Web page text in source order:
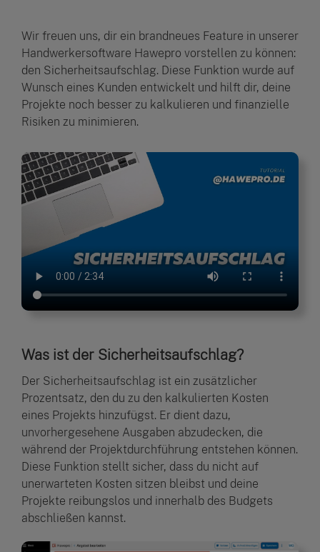
Wir freuen uns, dir ein brandneues Feature in unserer
Handwerkersoftware Hawepro vorstellen zu können:
den Sicherheitsaufschlag. Diese Funktion wurde auf
Wunsch eines Kunden entwickelt und hilft dir, deine
Projekte noch besser zu kalkulieren und finanzielle
Risiken zu minimieren.
Was ist der Sicherheitsaufschlag?
Der Sicherheitsaufschlag ist ein zusätzlicher
Prozentsatz, den du zu den kalkulierten Kosten
eines Projekts hinzufügst. Er dient dazu,
unvorhergesehene Ausgaben abzudecken, die
während der Projektdurchführung entstehen können.
Diese Funktion stellt sicher, dass du nicht auf
unerwarteten Kosten sitzen bleibst und deine
Projekte reibungslos und innerhalb des Budgets
abschließen kannst.